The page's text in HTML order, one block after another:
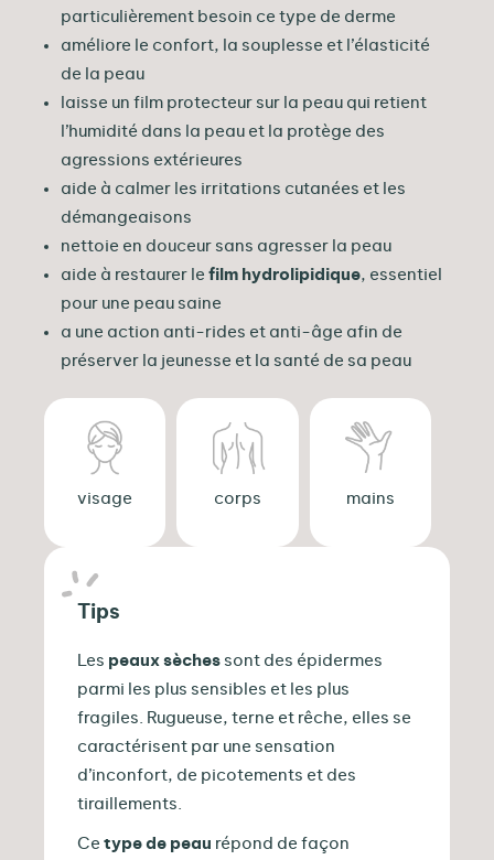
particulièrement besoin ce type de derme
améliore le confort, la souplesse et l’élasticité
de la peau
laisse un film protecteur sur la peau qui retient
l’humidité dans la peau et la protège des
agressions extérieures
aide à calmer les irritations cutanées et les
démangeaisons
nettoie en douceur sans agresser la peau
aide à restaurer le film hydrolipidique, essentiel
pour une peau saine
a une action anti-rides et anti-âge afin de
préserver la jeunesse et la santé de sa peau
visage corps mains
Tips
Les peaux sèches sont des épidermes
parmi les plus sensibles et les plus
fragiles. Rugueuse, terne et rêche, elles se
caractérisent par une sensation
d’inconfort, de picotements et des
tiraillements.
Ce type de peau répond de façon